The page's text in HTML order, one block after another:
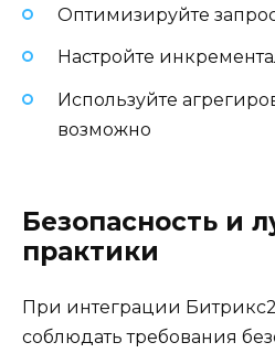
Оптимизируйте
Настройте
Используйте
возможно
Безопасность и
практики
При интеграции
соблюдать требования